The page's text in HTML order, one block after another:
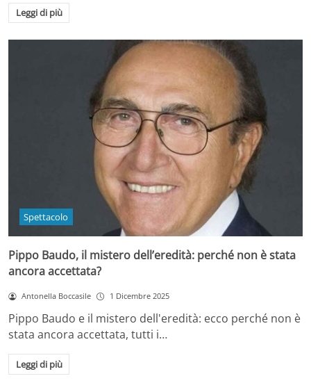
Leggi di più
Spettacolo
Pippo Baudo, il mistero dell’eredità: perché non è stata
ancora accettata?
Antonella Boccasile 1 Dicembre 2025
Pippo Baudo e il mistero dell'eredità: ecco perché non è
stata ancora accettata, tutti i…
Leggi di più